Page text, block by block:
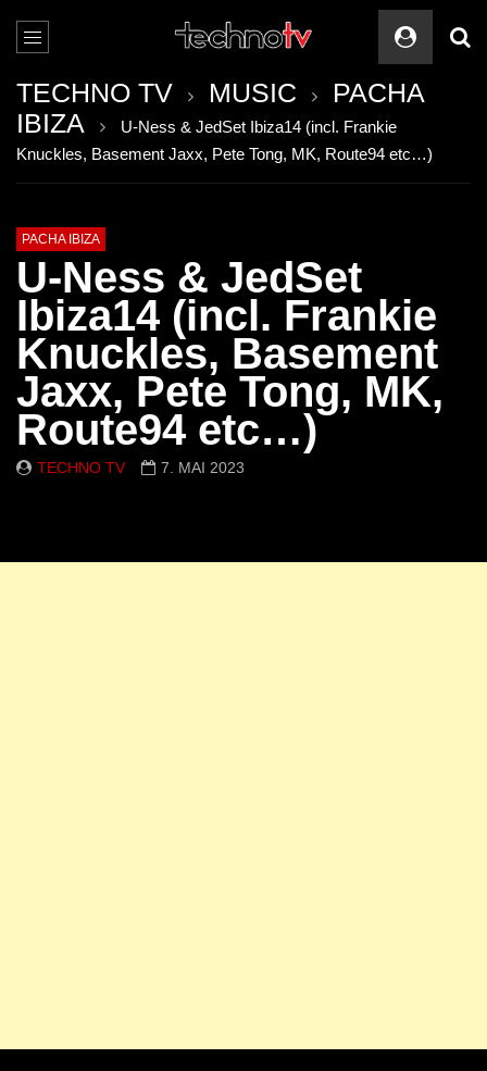
TECHNO TV MUSIC
PACHA
IBIZA
U-Ness & JedSet Ibiza14 (incl. Frankie
Knuckles, Basement Jaxx, Pete Tong, MK, Route94 etc…)
PACHA IBIZA
U-Ness & JedSet
Ibiza14 (incl. Frankie
Knuckles, Basement
Jaxx, Pete Tong, MK,
Route94 etc…)
TECHNO TV 7. MAI 2023